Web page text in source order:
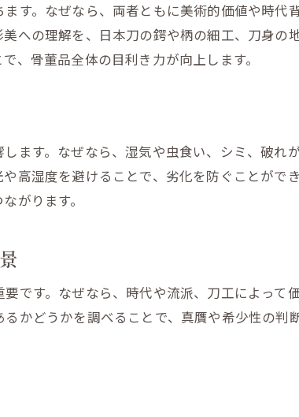
品を次世代へ継ぐための実践知識
や茶道具の継承で大切な準備と配慮
や日本刀を資産として守るポイント
取と継承を両立させる賢い選択肢
で受け継がれる骨董品の活用方法
による鑑定で大切な資産を守る秘訣
す。なぜなら、両者ともに美術的価値や時代
への理解を、日本刀の鍔や柄の細工、刀身の
、骨董品全体の目利き力が向上します。
ます。なぜなら、湿気や虫食い、シミ、破れ
高湿度を避けることで、劣化を防ぐことがで
がります。
です。なぜなら、時代や流派、刀工によって
かどうかを調べることで、真贋や希少性の判